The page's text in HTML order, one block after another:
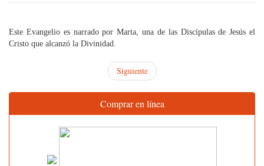
Este Evangelio es narrado por Marta, una de las Discípulas de Jesús el
Cristo que alcanzó la Divinidad.
Siguiente
Comprar en línea